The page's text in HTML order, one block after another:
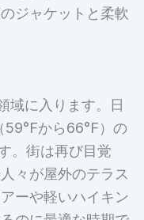
ジャケットと柔軟
域に入ります。日
59°Fから66°F）の
。街は再び目覚
々が屋外のテラス
ーや軽いハイキン